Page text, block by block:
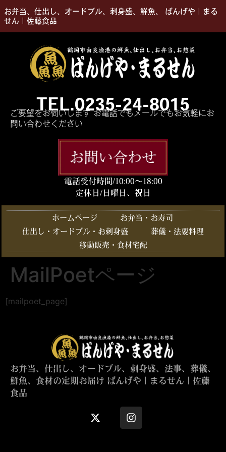
お弁当、仕出し、オードブル、刺身盛、鮮魚、 ばんげや｜まる
せん｜佐藤食品
TEL.0235-24-8015
ご要望をお伺いします お電話でもメールでもお気軽にお
問い合わせください
電話受付時間/10:00〜18:00
定休日/日曜日、祝日
ホームページ
お弁当・お寿司
仕出し・オードブル・お刺身盛
葬儀・法要料理
移動販売・食材宅配
MailPoetページ
[mailpoet_page]
お弁当、仕出し、オードブル、刺身盛、法事、葬儀、
鮮魚、食材の定期お届け ばんげや｜まるせん｜佐藤
食品